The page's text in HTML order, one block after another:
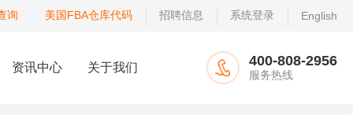
询 美国FBA仓库代码 招聘信息 系统登录 English
资讯中心 关于我们 400-808-2956
服务热线